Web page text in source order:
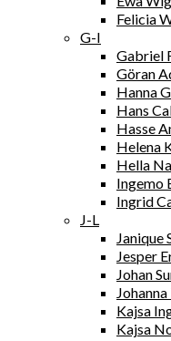
Felicia
G-I
Gabriel
Göran
Hanna
Hans
Hasse
Helena
Hella
Ingemo
Ingrid
J-L
Janique
Jesper
Johan
Kajsa
Kajsa